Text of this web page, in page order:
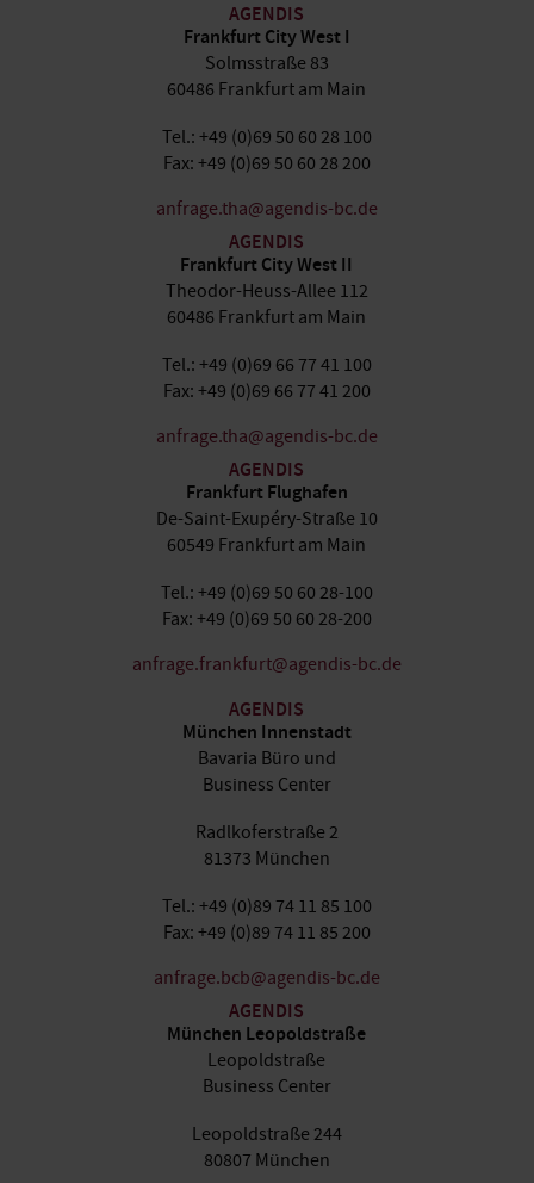
AGENDIS
Frankfurt City West I
Solmsstraße 83
60486 Frankfurt am Main
Tel.: +49 (0)69 50 60 28 100
Fax: +49 (0)69 50 60 28 200
anfrage.tha@agendis-bc.de
AGENDIS
Frankfurt City West II
Theodor-Heuss-Allee 112
60486 Frankfurt am Main
Tel.: +49 (0)69 66 77 41 100
Fax: +49 (0)69 66 77 41 200
anfrage.tha@agendis-bc.de
AGENDIS
Frankfurt Flughafen
De-Saint-Exupéry-Straße 10
60549 Frankfurt am Main
Tel.: +49 (0)69 50 60 28-100
Fax: +49 (0)69 50 60 28-200
anfrage.frankfurt@agendis-bc.de
AGENDIS
München Innenstadt
Bavaria Büro und
Business Center
Radlkoferstraße 2
81373 München
Tel.: +49 (0)89 74 11 85 100
Fax: +49 (0)89 74 11 85 200
anfrage.bcb@agendis-bc.de
AGENDIS
München Leopoldstraße
Leopoldstraße
Business Center
Leopoldstraße 244
80807 München